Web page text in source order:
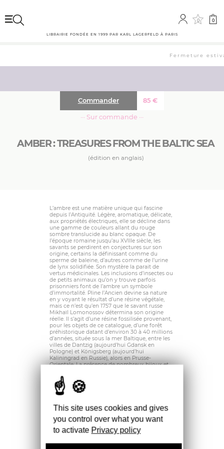
0 0
LIBRAIRIE FONDÉE EN 1999 PAR KARL LAGERFELD À PARIS
Fermeture
AMBER : TREASURES FROM THE BALTIC SEA
(édition en anglais)
85€
Commander
··· Sur commande ···
L’ambre est une matière unique qui fascine
depuis l’Antiquité. Légère, aromatique, délicate,
aux propriétés électriques, elle se décline dans
une gamme de couleurs allant du rouge
sombre translucide au blanc opaque. De
l’époque romaine jusqu’au XVIIIe siècle, les
savants se perdirent en conjectures sur son
origine, certains la définissant comme du
sperme de baleine, d’autres comme de l’urine
de lynx solidifiée. Son mystère la parait de
vertus médicinales. Les inclusions d’insectes ou
de petits animaux qu’on y trouve parfois
prisonniers font de l’ambre un symbole
d’immortalité. Pline l’Ancien devine sa nature
en y voyant le résultat d’une résine végétale,
mais ce n’est qu’en 1757 que le savant russe
Mikhaïl Lomonossov détermina son origine
réelle. Il s’agit d’une résine fossilisée provenant,
pour les objets de ce catalogue, d’une forêt
préhistorique datant d’environ 30 à 40 millions
d’années, située sous la mer Baltique, entre les
villes de Dantzig (aujourd’hui Gdansk en
Pologne) et Königsberg (aujourd’hui
Kaliningrad en Russie), alors en Prusse-
Orientale. La présence de nombreux bijoux et
grec et romain, dans la tombe de
Toutankhamon, et jusqu’en Chine, offre un
éclairage fascinant sur les échanges
commerciaux de l’époque, le long de la « route
de l’ambre » de la Baltique à l’Adriatique. Au
XVIe siècle, le grand maître Albert de
Brandebourg-Ansbach se convertit au
protestantisme et transforme l’ordre des
Chevaliers teutoniques en duché de Prusse. Ses
docteurs publient les premiers livres sur
l’extraction de l’ambre et ses vertus
This site uses cookies and gives
you control over what you want
to activate Privacy policy